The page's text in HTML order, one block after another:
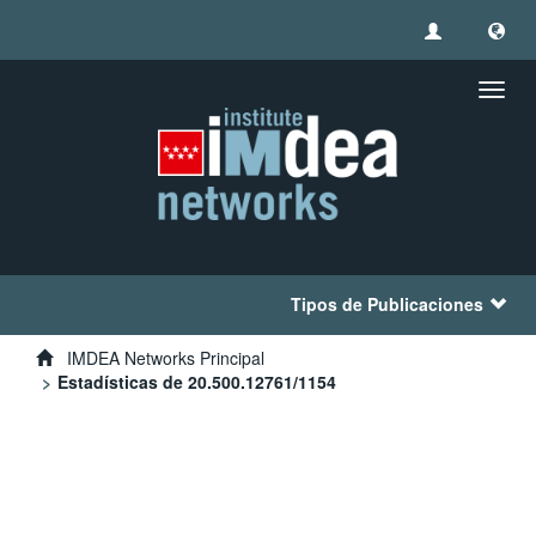
Tipos de Publicaciones
IMDEA Networks Principal
Estadísticas de 20.500.12761/1154